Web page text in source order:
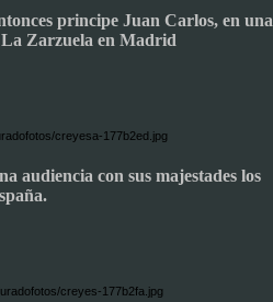
principe Juan Carlos, en una
La Zarzuela en Madrid
audiencia con sus majestades los